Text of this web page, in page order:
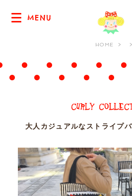
MENU
HOME
大人カジュアルなストライプ